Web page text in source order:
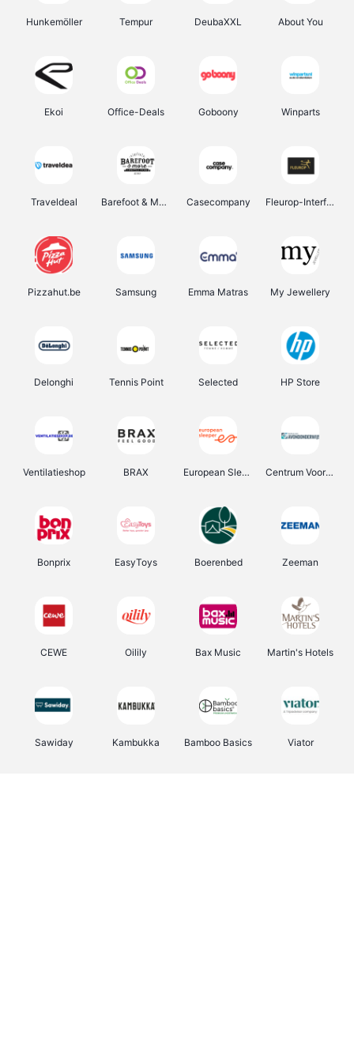
Hunkemöller Tempur DeubaXXL About You
Ekoi Office-Deals Goboony Winparts
Traveldeal Barefoot & More Casecompany Fleurop-Interflora
Pizzahut.be Samsung Emma Matras My Jewellery
Delonghi Tennis Point Selected HP Store
Ventilatieshop BRAX European Sleeper Centrum Voor Avondonderwijs
Bonprix EasyToys Boerenbed Zeeman
CEWE Oilily Bax Music Martin's Hotels
Sawiday Kambukka Bamboo Basics Viator